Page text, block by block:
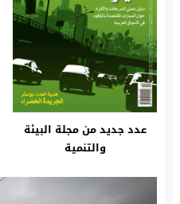
عدد جديد من مجلة البيئة
والتنمية